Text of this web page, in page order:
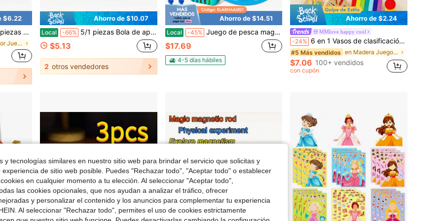
$6.22
para adultos, color aleatorio, regalo ideal para festivales
en Multicolor Juegos de combinación de colores par
Ahorro de $10.07
Local -66% 5/1 piezas Bola de apretar Schylling con textura ondulada y peluda, juguete antiestrés suave y esponjoso, bola de alivio de ansiedad de TPR de felpa para niños & adultos, perfecta para vacaciones de verano
$5.13
2 otros vendedores
Ahorro de $14.51
Local -45% Juego de pesca magnético para piscina, 48 piezas, con red magnética flotante, juguete educativo, ideal para cumpleaños y Navidad.
$17.69
4-5 días hábiles
Ahorro de $2.24
MMlove happy cool
-24% 6 en 1 Vasos de clasificación de colores de madera multifuncionales, adecuados para niños de 3+ años, incluye 1 tapa, se puede usar para identificación de colores y coincidencia de cantidad, juguete de educación temprana
#5 Más vendidos en Madera Juegos de combinación de colores para ni
$7.06 100+ vendidos
con cupón
y tecnologías similares en nuestro sitio web para brindar el servicio que solicitas y
de sitio web posible. Puedes "Rechazar todo", "Aceptar todo" o establecer
en cualquier momento a tu elección. Al seleccionar "Aceptar todo",
las cookies opcionales, que nos ayudan a analizar el tráfico, ofrecer
y personalizar el contenido y los anuncios para complementar tu experiencia
Al seleccionar "Rechazar todo", permites el uso de cookies estrictamente